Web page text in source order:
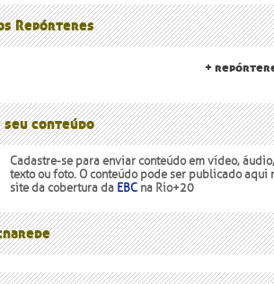
Povos
Repórteres
+
seu conteúdo
Cadastre-se para enviar conteúdo em vídeo, áudio,
texto ou foto. O conteúdo pode ser publicado aqui
site da cobertura da EBC na Rio+20